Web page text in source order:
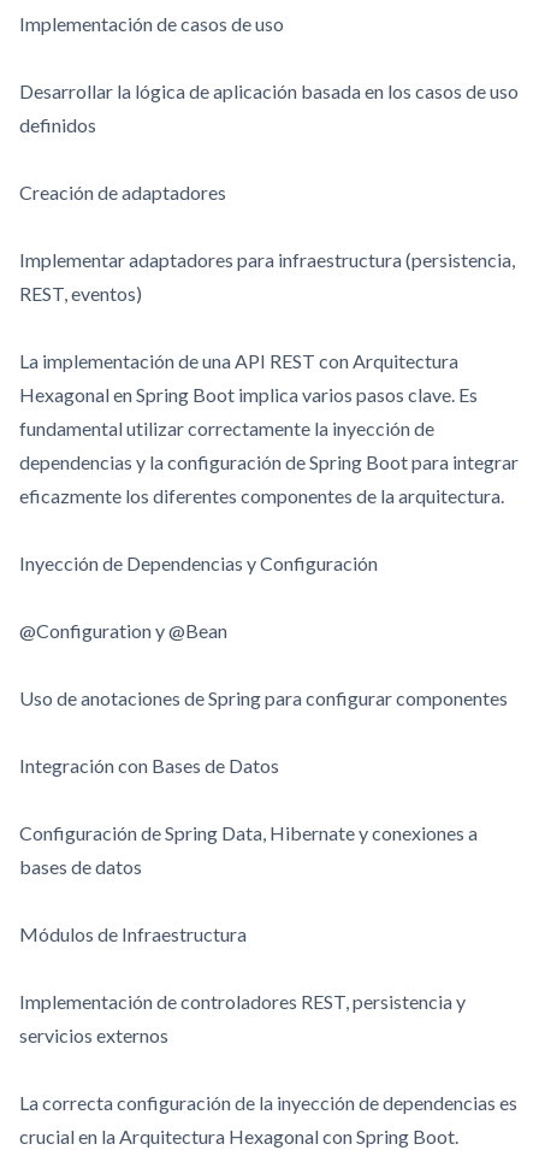
Implementación de casos de uso
Desarrollar la lógica de aplicación basada en los casos de uso
definidos
Creación de adaptadores
Implementar adaptadores para infraestructura (persistencia,
REST, eventos)
La implementación de una API REST con Arquitectura
Hexagonal en Spring Boot implica varios pasos clave. Es
fundamental utilizar correctamente la inyección de
dependencias y la configuración de Spring Boot para integrar
eficazmente los diferentes componentes de la arquitectura.
Inyección de Dependencias y Configuración
@Configuration y @Bean
Uso de anotaciones de Spring para configurar componentes
Integración con Bases de Datos
Configuración de Spring Data, Hibernate y conexiones a
bases de datos
Módulos de Infraestructura
Implementación de controladores REST, persistencia y
servicios externos
La correcta configuración de la inyección de dependencias es
crucial en la Arquitectura Hexagonal con Spring Boot.